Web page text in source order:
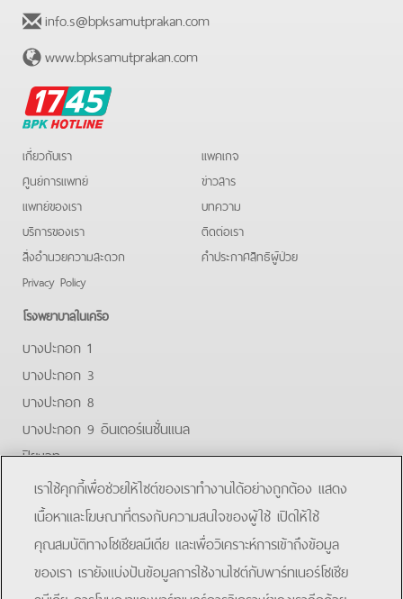
info.s@bpksamutprakan.com
www.bpksamutprakan.com
BPK
Hotline
เกี่ยวกับเรา
ศูนย์การแพทย์
แพทย์ของเรา
บริการของเรา
สิ่งอำนวยความสะดวก
Privacy Policy
แพคเกจ
ข่าวสาร
บทความ
ติดต่อเรา
คําประกาศสิทธิผู้ป่วย
โรงพยาบาลในเครือ
บางปะกอก 1
บางปะกอก 3
บางปะกอก 8
บางปะกอก 9 อินเตอร์เนชั่นแนล
ปิยะเวท
บางปะกอก-รังสิต 2
บางปะกอกสมุทรปราการ
FacebookLine
เราใช้คุกกี้เพื่อช่วยให้ไซต์ของเราทำงานได้อย่างถูกต้อง แสดง
เนื้อหาและโฆษณาที่ตรงกับความสนใจของผู้ใช้ เปิดให้ใช้
คุณสมบัติทางโซเชียลมีเดีย และเพื่อวิเคราะห์การเข้าถึงข้อมูล
ของเรา เรายังแบ่งปันข้อมูลการใช้งานไซต์กับพาร์ทเนอร์โซเชีย